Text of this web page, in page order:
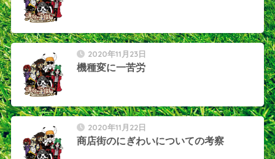
2020年11月23日
機種変に一苦労
2020年11月22日
商店街のにぎわいについての考察